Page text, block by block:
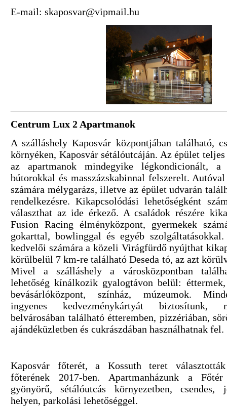
E-mail: skaposvar@vipmail.hu
Centrum Lux 2 Apartmanok
A szálláshely Kaposvár központjában található,
környéken, Kaposvár sétálóutcáján. Az épület
az apartmanok mindegyike légkondicionált, a
bútorokkal és masszázskabinnal felszerelt.
számára mélygarázs, illetve az épület udvarán
rendelkezésre. Kikapcsolódási lehetőségként
választhat az ide érkező. A családok részére
Fusion Racing élményközpont, gyermekek
gokarttal, bowlinggal és egyéb
kedvelői számára a közeli Virágfürdő nyújthat
körülbelül 7 km-re található Deseda tó, az azt
Mivel a szálláshely a városközpontban
lehetőség kínálkozik gyalogtávon belül:
bevásárlóközpont, színház, múzeumok.
ingyenes kedvezménykártyát biztosítunk,
belvárosában található étteremben, pizzériában,
ajándéküzletben és cukrászdában használhatnak fel.
Kaposvár főterét, a Kossuth teret
főterének 2017-ben. Apartmanházunk a
gyönyörű, sétálóutcás környezetben, csendes,
helyen, parkolási lehetőséggel.